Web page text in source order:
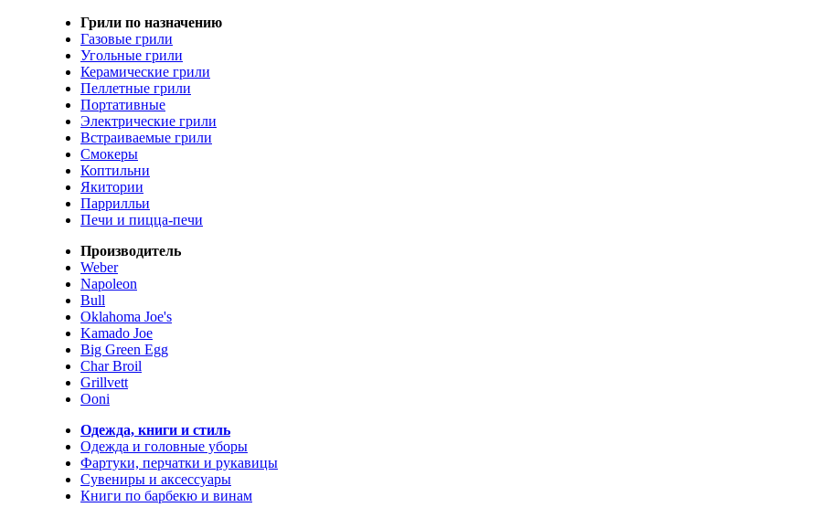
Грили по назначению
Газовые грили
Угольные грили
Керамические грили
Пеллетные грили
Портативные
Электрические грили
Встраиваемые грили
Смокеры
Коптильни
Якитории
Паррилльи
Печи и пицца-печи
Производитель
Weber
Napoleon
Bull
Oklahoma Joe's
Kamado Joe
Big Green Egg
Char Broil
Grillvett
Ooni
Одежда, книги и стиль
Одежда и головные уборы
Фартуки, перчатки и рукавицы
Сувениры и аксессуары
Книги по барбекю и винам